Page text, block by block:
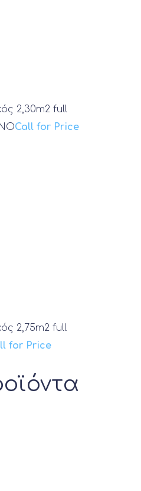
2,30m2 full
Call for Price
2,75m2 full
for Price